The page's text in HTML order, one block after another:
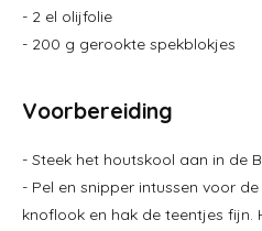
- 2 el olijfolie
- 200 g gerookte spekblokjes
Voorbereiding
- Steek het houtskool aan in de
- Pel en snipper intussen voor
knoflook en hak de teentjes fijn.